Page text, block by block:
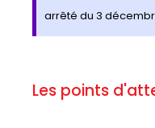
arrêté du 3
Les points